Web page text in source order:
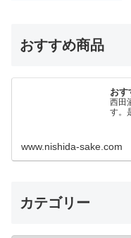
おすすめ商品
おす
西田
す。
www.nishida-sake.com
カテゴリー